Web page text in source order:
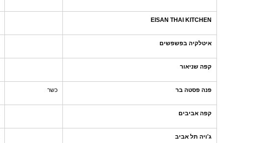
EISAN THAI KITCHEN
איטלקיה בפשפשים
קפה שניאור
פנה פסטה בר כשר
קפה אביבים
ג'ויה תל אביב